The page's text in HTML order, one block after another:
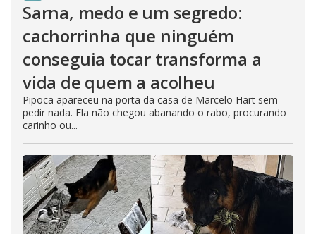
Sarna, medo e um segredo:
cachorrinha que ninguém
conseguia tocar transforma a
vida de quem a acolheu
Pipoca apareceu na porta da casa de Marcelo Hart sem
pedir nada. Ela não chegou abanando o rabo, procurando
carinho ou...